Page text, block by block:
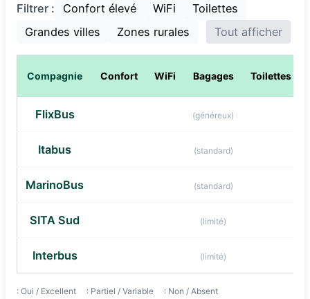
Filtrer : Confort élevé WiFi
Toilettes
Grandes villes
Zones rurales Tout afficher
Compagnie Confort WiFi Bagages Toilettes
FlixBus (généreux)
Itabus
(standard)
MarinoBus
(standard)
SITA Sud
(limité)
Interbus
(limité)
: Oui / Excellent : Partiel / Variable : Non / Absent